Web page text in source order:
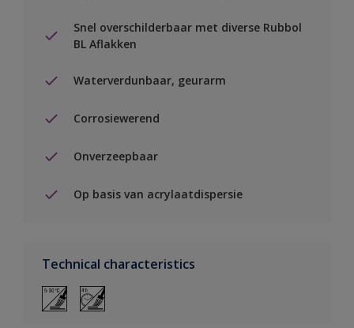
Snel overschilderbaar met diverse Rubbol
BL Aflakken
Waterverdunbaar, geurarm
Corrosiewerend
Onverzeepbaar
Op basis van acrylaatdispersie
Technical characteristics